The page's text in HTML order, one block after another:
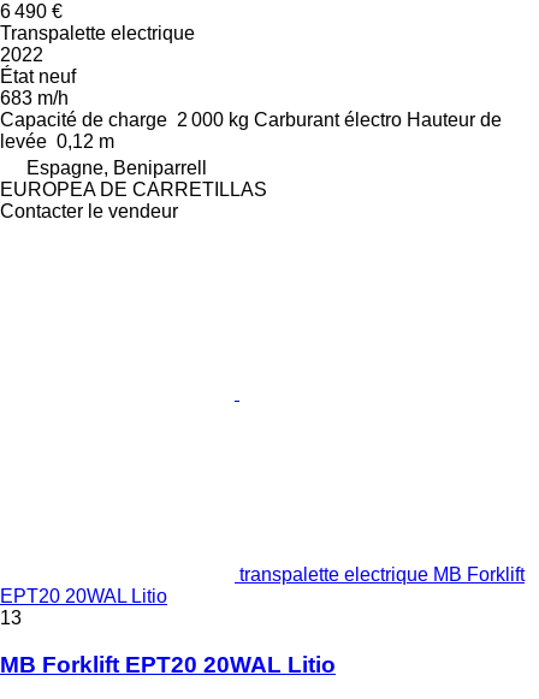
6 490 €
Transpalette electrique
2022
Étatneuf
683 m/h
Capacité de charge 2 000 kg Carburant électro Hauteur de
levée 0,12 m
Espagne, Beniparrell
EUROPEA DE CARRETILLAS
Contacter le vendeur
transpalette electrique MB Forklift
EPT20 20WAL Litio
13
MB Forklift EPT20 20WAL Litio